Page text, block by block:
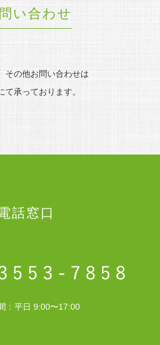
い合わせ
その他お問い合わせは
て承っております。
話窓口
：平日 9:00〜17:00